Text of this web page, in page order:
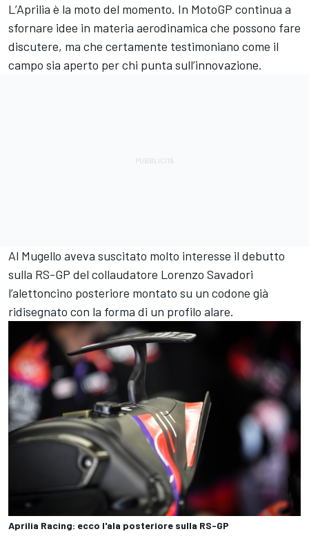
L’Aprilia è la moto del momento. In MotoGP continua a
sfornare idee in materia aerodinamica che possono fare
discutere, ma che certamente testimoniano come il
campo sia aperto per chi punta sull’innovazione.
Al Mugello aveva suscitato molto interesse il debutto
sulla RS-GP del collaudatore Lorenzo Savadori
l’alettoncino posteriore montato su un codone già
ridisegnato con la forma di un profilo alare.
Aprilia Racing: ecco l'ala posteriore sulla RS-GP